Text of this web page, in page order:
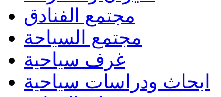
مجتمع الفنادق
مجتمع السياحة
غرف سياحية
ابحاث ودراسات سياحية